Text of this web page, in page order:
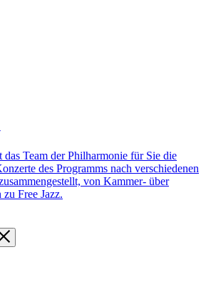
das Team der Philharmonie für Sie die
des Programms nach verschiedenen
von Kammer- über
Free Jazz.